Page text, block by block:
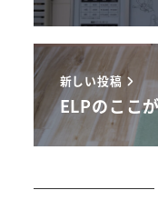
新しい投稿
ELPのここ